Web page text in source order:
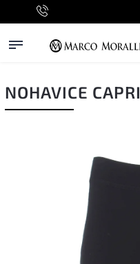
NOHAVICE CAPRI